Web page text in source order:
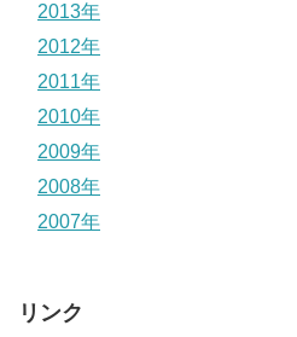
2013年
2012年
2011年
2010年
2009年
2008年
2007年
リンク